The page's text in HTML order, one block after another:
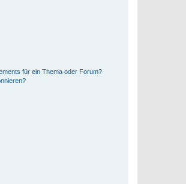
für ein Thema oder Forum?